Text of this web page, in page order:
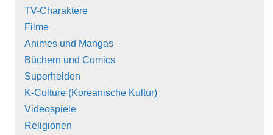
TV-Charaktere
Filme
Animes und Mangas
Büchern und Comics
Superhelden
K-Culture (Koreanische Kultur)
Videospiele
Religionen